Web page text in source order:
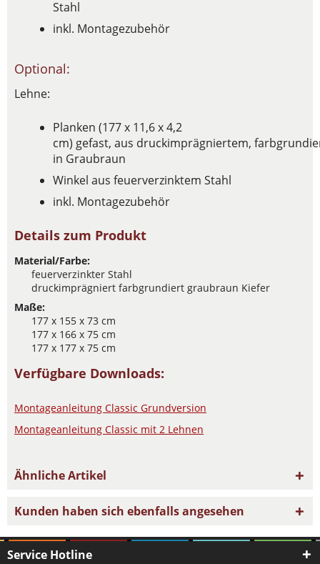
Stahl
inkl. Montagezubehör
Optional:
Lehne:
Planken (177 x 11,6 x 4,2
cm) gefast, aus druckimprägniertem,
in Graubraun
Winkel aus feuerverzinktem Stahl
inkl. Montagezubehör
Details zum Produkt
Material/Farbe:
feuerverzinkter Stahl
druckimprägniert farbgrundiert graubraun Kiefer
Maße:
177 x 155 x 73 cm
177 x 166 x 75 cm
177 x 177 x 75 cm
Verfügbare Downloads:
Montageanleitung Classic Grundversion
Montageanleitung Classic mit 2 Lehnen
Ähnliche Artikel
Kunden haben sich ebenfalls angesehen
Service Hotline